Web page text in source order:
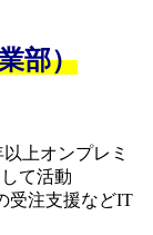
部）
上オンプレミ
て活動
受注支援などIT